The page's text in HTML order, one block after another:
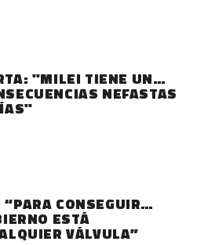
"MILEI TIENE UN
NEFASTAS
CONSEGUIR
ESTÁ
VÁLVULA”